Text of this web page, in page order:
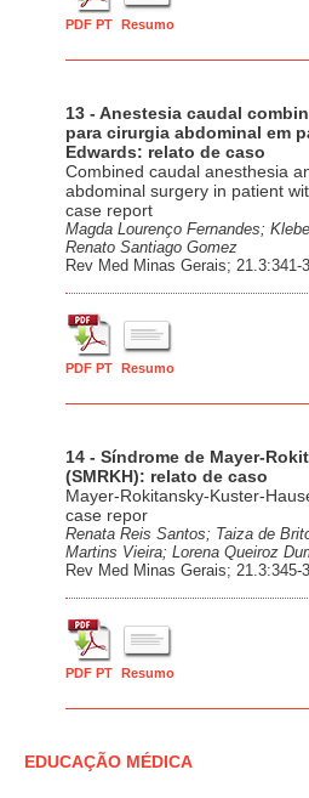
PDF PT Resumo
13 - Anestesia caudal
para cirurgia abdominal em
Edwards: relato de caso
Combined caudal anesthesia
abdominal surgery in patient
case report
Magda Lourenço Fernandes;
Renato Santiago Gomez
Rev Med Minas Gerais; 21.3:341-
PDF PT Resumo
14 - Síndrome de Mayer-
(SMRKH): relato de caso
Mayer-Rokitansky-Kuster-
case repor
Renata Reis Santos; Taiza de
Martins Vieira; Lorena Queiroz
Rev Med Minas Gerais; 21.3:345-
PDF PT Resumo
EDUCAÇÃO MÉDICA